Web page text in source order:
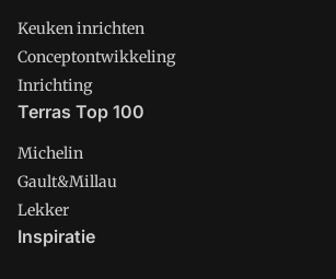
Keuken inrichten
Conceptontwikkeling
Inrichting
Terras Top 100
Michelin
Gault&Millau
Lekker
Inspiratie